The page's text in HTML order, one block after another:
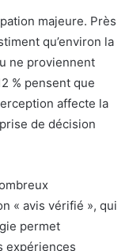
majeure. Près
qu’environ la
ne proviennent
% pensent que
affecte la
de décision
« avis vérifié », qui
permet
expériences